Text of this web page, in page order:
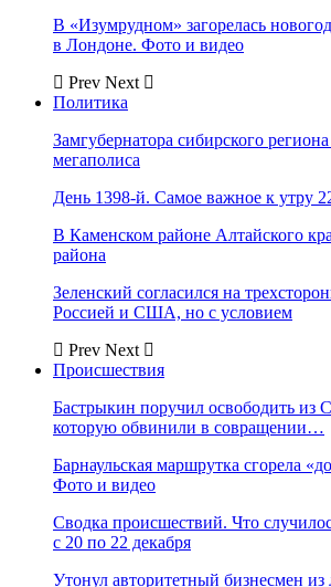
В «Изумрудном» загорелась
в Лондоне. Фото и видео
Prev Next
Политика
Замгубернатора сибирского
мегаполиса
День 1398-й. Самое важное к утру
В Каменском районе Алтайского
района
Зеленский согласился на
Россией и США, но с условием
Prev Next
Происшествия
Бастрыкин поручил освободить из
которую обвинили в совращении…
Барнаульская маршрутка сгорела
Фото и видео
Сводка происшествий. Что
с 20 по 22 декабря
Утонул авторитетный бизнесмен из